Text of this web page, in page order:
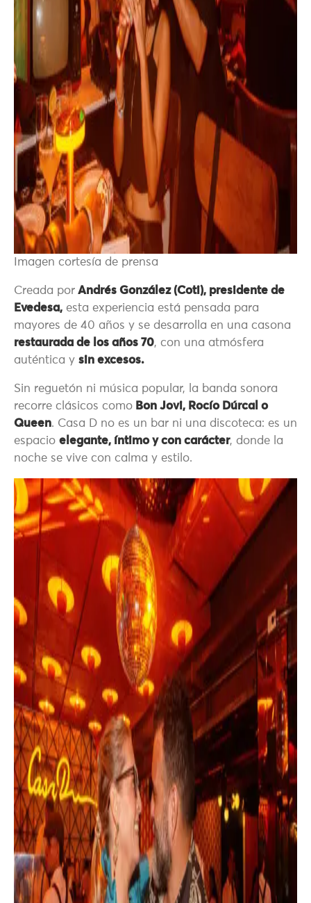
Imagen cortesía de prensa
Creada por Andrés González (Coti), presidente de
Evedesa, esta experiencia está pensada para
mayores de 40 años y se desarrolla en una casona
restaurada de los años 70, con una atmósfera
auténtica y sin excesos.
Sin reguetón ni música popular, la banda sonora
recorre clásicos como Bon Jovi, Rocío Dúrcal o
Queen. Casa D no es un bar ni una discoteca: es un
espacio elegante, íntimo y con carácter, donde la
noche se vive con calma y estilo.